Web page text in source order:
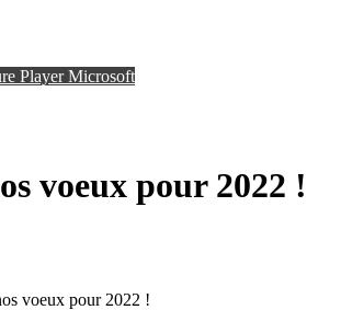
Player Microsoft
voeux pour 2022 !
voeux pour 2022 !